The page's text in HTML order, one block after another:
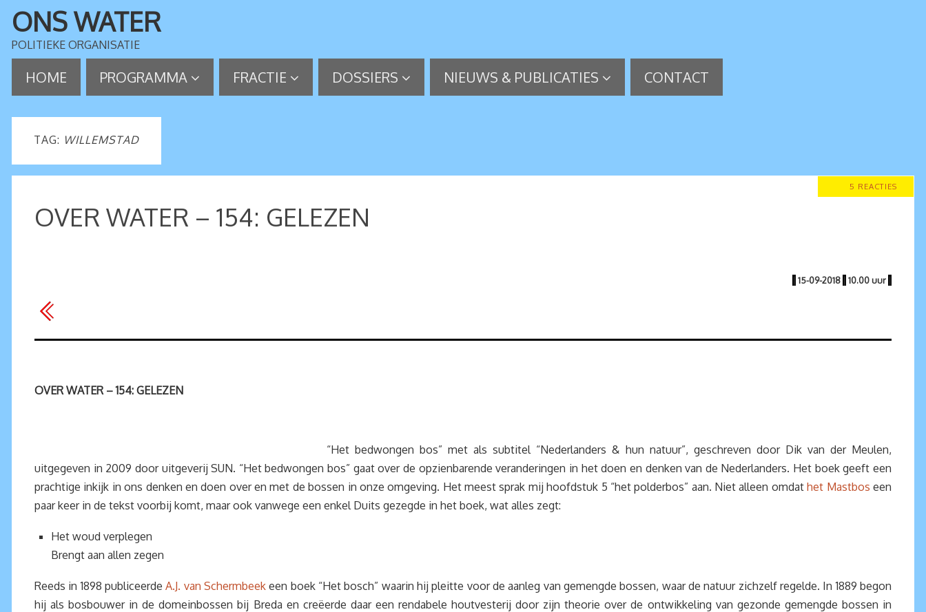
ONS WATER
POLITIEKE ORGANISATIE
HOME PROGRAMMA FRACTIE DOSSIERS NIEUWS & PUBLICATIES CONTACT
TAG: WILLEMSTAD
5 REACTIES
OVER WATER – 154: GELEZEN
| 15-09-2018 | 10.00 uur |
OVER WATER – 154: GELEZEN
“Het bedwongen bos” met als subtitel “Nederlanders & hun natuur”, geschreven door Dik van der Meulen,
uitgegeven in 2009 door uitgeverij SUN. “Het bedwongen bos” gaat over de opzienbarende veranderingen in het doen en denken van de Nederlanders. Het boek geeft een
prachtige inkijk in ons denken en doen over en met de bossen in onze omgeving. Het meest sprak mij hoofdstuk 5 “het polderbos” aan. Niet alleen omdathet Mastbos een
paar keer in de tekst voorbij komt, maar ook vanwege een enkel Duits gezegde in het boek, wat alles zegt:
Het woud verplegen
Brengt aan allen zegen
Reeds in 1898 publiceerdeA.J. van Schermbeek een boek “Het bosch” waarin hij pleitte voor de aanleg van gemengde bossen, waar de natuur zichzelf regelde. In 1889 begon
hij als bosbouwer in de domeinbossen bij Breda en creëerde daar een rendabele houtvesterij door zijn theorie over de ontwikkeling van gezonde gemengde bossen in